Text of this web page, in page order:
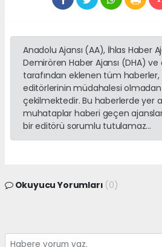
Anadolu Ajansı (AA), İhlas Haber
Demirören Haber Ajansı (DHA)
tarafından eklenen tüm
editörlerinin müdahalesi olmadan
çekilmektedir. Bu haberlerde yer
muhataplar haberi geçen
bir editörü sorumlu tutulamaz...
Okuyucu Yorumları (0)